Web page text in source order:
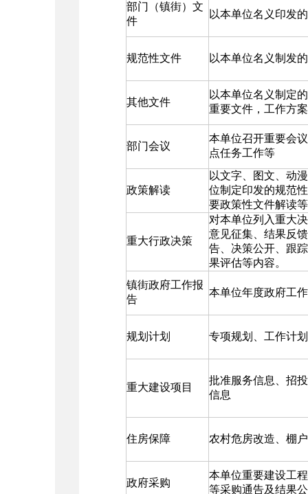
部门（镇街）文
件
以本单位名义印发
规范性文件 以本单位名义制发
其他文件
以本单位名义制定
重要文件，工作方
部门会议
本单位召开重要会
点任务工作等
政策解读
以文字、图文、动
位制定印发的规范
要政策性文件解读
重大行政决策
对本单位列入重大
意见征集、结果反
告、决策公开、跟
果评估等内容。
镇街政府工作报
告
本单位年度政府工
规划计划 专项规划、工作计
重大建设项目
批准服务信息、招
信息
住房保障 农村危房改造、棚
政府采购
本单位重要建设工
等采购通告及结果